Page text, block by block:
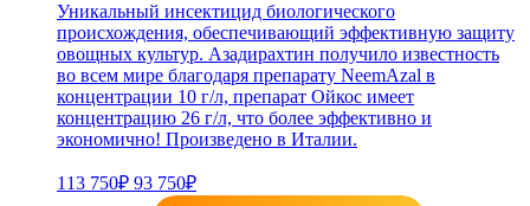
Уникальный инсектицид биологического
происхождения, обеспечивающий эффективную защиту
овощных культур. Азадирахтин получило известность
во всем мире благодаря препарату NeemAzal в
концентрации 10 г/л, препарат Ойкос имеет
концентрацию 26 г/л, что более эффективно и
экономично! Произведено в Италии.
113 750₽ 93 750₽